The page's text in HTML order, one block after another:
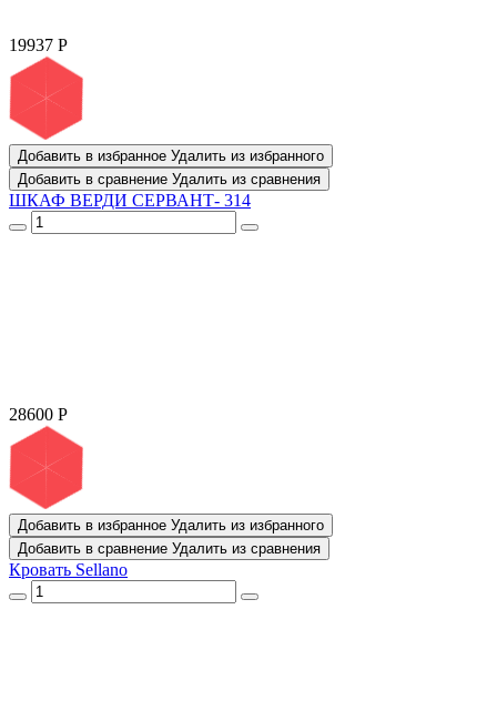
19937 Р
Добавить в избранное Удалить из избранного
Добавить в сравнение Удалить из сравнения
ШКАФ ВЕРДИ СЕРВАНТ- 314
28600 Р
Добавить в избранное Удалить из избранного
Добавить в сравнение Удалить из сравнения
Кровать Sellano